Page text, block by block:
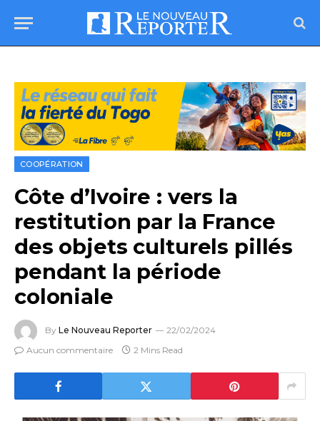
COOPÉRATION
Côte d’Ivoire : vers la
restitution par la France
des objets culturels pillés
pendant la période
coloniale
By Le Nouveau Reporter
22/02/2024
Aucun commentaire
2 Mins Read